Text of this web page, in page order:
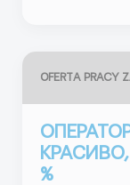
OFERTA PRACY
%